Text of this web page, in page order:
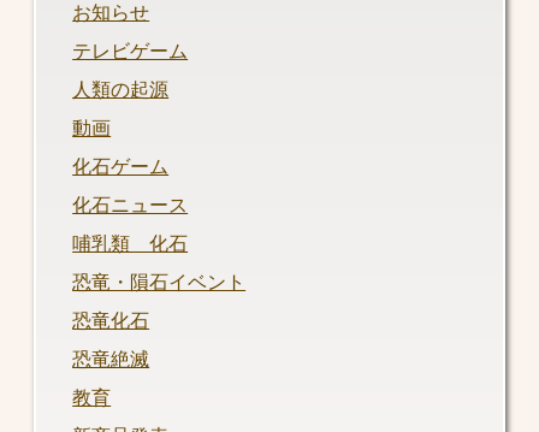
お知らせ
テレビゲーム
人類の起源
動画
化石ゲーム
化石ニュース
哺乳類 化石
恐竜・隕石イベント
恐竜化石
恐竜絶滅
教育